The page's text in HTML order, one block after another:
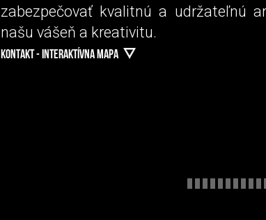
zabezpečovať kvalitnú a udržateľnú
našu vášeň a kreativitu.
KONTAKT - INTERAKTÍVNA MAPA